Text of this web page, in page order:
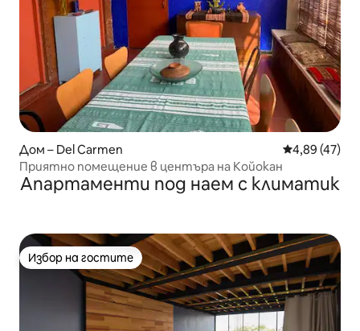
Дом – Del Carmen Средна
4,89 (47)
Приятно помещение в центъра на Койокан
Апартаменти под наем с климатик
Избор на гостите
Избор на гостите